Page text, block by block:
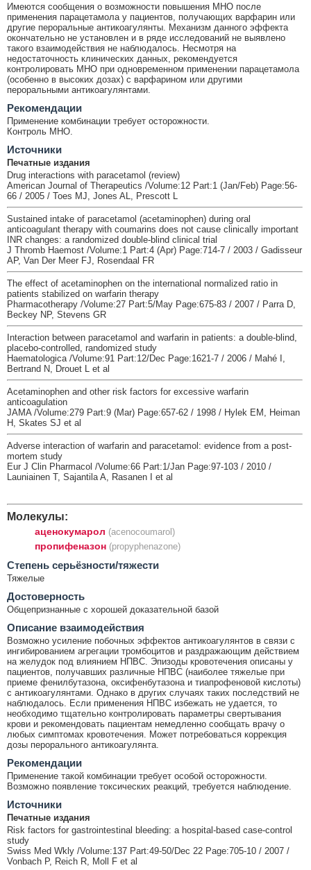
Имеются сообщения о возможности повышения МНО после
применения парацетамола у пациентов, получающих варфарин или
другие пероральные антикоагулянты. Механизм данного эффекта
окончательно не установлен и в ряде исследований не выявлено
такого взаимодействия не наблюдалось. Несмотря на
недостаточность клинических данных, рекомендуется
контролировать МНО при одновременном применении парацетамола
(особенно в высоких дозах) с варфарином или другими
пероральными антикоагулянтами.
Рекомендации
Применение комбинации требует осторожности.
Контроль МНО.
Источники
Печатные издания
Drug interactions with paracetamol (review)
American Journal of Therapeutics /Volume:12 Part:1 (Jan/Feb) Page:56-
66 / 2005 / Toes MJ, Jones AL, Prescott L
Sustained intake of paracetamol (acetaminophen) during oral
anticoagulant therapy with coumarins does not cause clinically important
INR changes: a randomized double-blind clinical trial
J Thromb Haemost /Volume:1 Part:4 (Apr) Page:714-7 / 2003 / Gadisseur
AP, Van Der Meer FJ, Rosendaal FR
The effect of acetaminophen on the international normalized ratio in
patients stabilized on warfarin therapy
Pharmacotherapy /Volume:27 Part:5/May Page:675-83 / 2007 / Parra D,
Beckey NP, Stevens GR
Interaction between paracetamol and warfarin in patients: a double-blind,
placebo-controlled, randomized study
Haematologica /Volume:91 Part:12/Dec Page:1621-7 / 2006 / Mahé I,
Bertrand N, Drouet L et al
Acetaminophen and other risk factors for excessive warfarin
anticoagulation
JAMA /Volume:279 Part:9 (Mar) Page:657-62 / 1998 / Hylek EM, Heiman
H, Skates SJ et al
Adverse interaction of warfarin and paracetamol: evidence from a post-
mortem study
Eur J Clin Pharmacol /Volume:66 Part:1/Jan Page:97-103 / 2010 /
Launiainen T, Sajantila A, Rasanen I et al
Молекулы:
аценокумарол (acenocoumarol)
пропифеназон (propyphenazone)
Cтепень серьёзности/тяжести
Тяжелые
Достоверность
Общепризнанные с хорошей доказательной базой
Описание взаимодействия
Возможно усиление побочных эффектов антикоагулянтов в связи с
ингибированием агрегации тромбоцитов и раздражающим действием
на желудок под влиянием НПВС. Эпизоды кровотечения описаны у
пациентов, получавших различные НПВС (наиболее тяжелые при
приеме фенилбутазона, оксифенбутазона и тиапрофеновой кислоты)
с антикоагулянтами. Однако в других случаях таких последствий не
наблюдалось. Если применения НПВС избежать не удается, то
необходимо тщательно контролировать параметры свертывания
крови и рекомендовать пациентам немедленно сообщать врачу о
любых симптомах кровотечения. Может потребоваться коррекция
дозы перорального антикоагулянта.
Рекомендации
Применение такой комбинации требует особой осторожности.
Возможно появление токсических реакций, требуется наблюдение.
Источники
Печатные издания
Risk factors for gastrointestinal bleeding: a hospital-based case-control
study
Swiss Med Wkly /Volume:137 Part:49-50/Dec 22 Page:705-10 / 2007 /
Vonbach P, Reich R, Moll F et al